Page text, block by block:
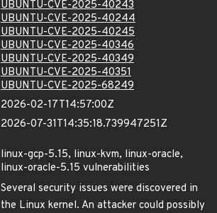
UBUNTU-CVE-2025-40243
UBUNTU-CVE-2025-40244
UBUNTU-CVE-2025-40245
UBUNTU-CVE-2025-40346
UBUNTU-CVE-2025-40349
UBUNTU-CVE-2025-40351
UBUNTU-CVE-2025-68249
2026-02-17T14:57:00Z
2026-07-31T14:35:18.739947251Z
linux-gcp-5.15, linux-kvm, linux-oracle,
linux-oracle-5.15 vulnerabilities
Several security issues were discovered in
the Linux kernel. An attacker could possibly